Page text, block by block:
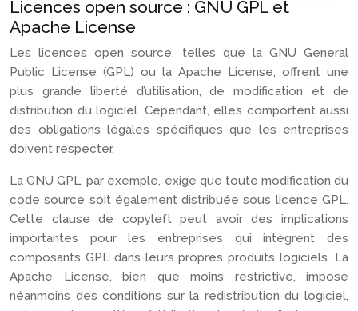
Licences open source : GNU GPL et
Apache License
Les licences open source, telles que la GNU General
Public License (GPL) ou la Apache License, offrent une
plus grande liberté d’utilisation, de modification et de
distribution du logiciel. Cependant, elles comportent aussi
des obligations légales spécifiques que les entreprises
doivent respecter.
La GNU GPL, par exemple, exige que toute modification du
code source soit également distribuée sous licence GPL.
Cette clause de copyleft peut avoir des implications
importantes pour les entreprises qui intègrent des
composants GPL dans leurs propres produits logiciels. La
Apache License, bien que moins restrictive, impose
néanmoins des conditions sur la redistribution du logiciel,